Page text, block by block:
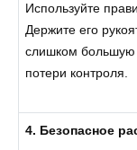
Используйте
Держите его
слишком большую
потери контроля.
4. Безопасное